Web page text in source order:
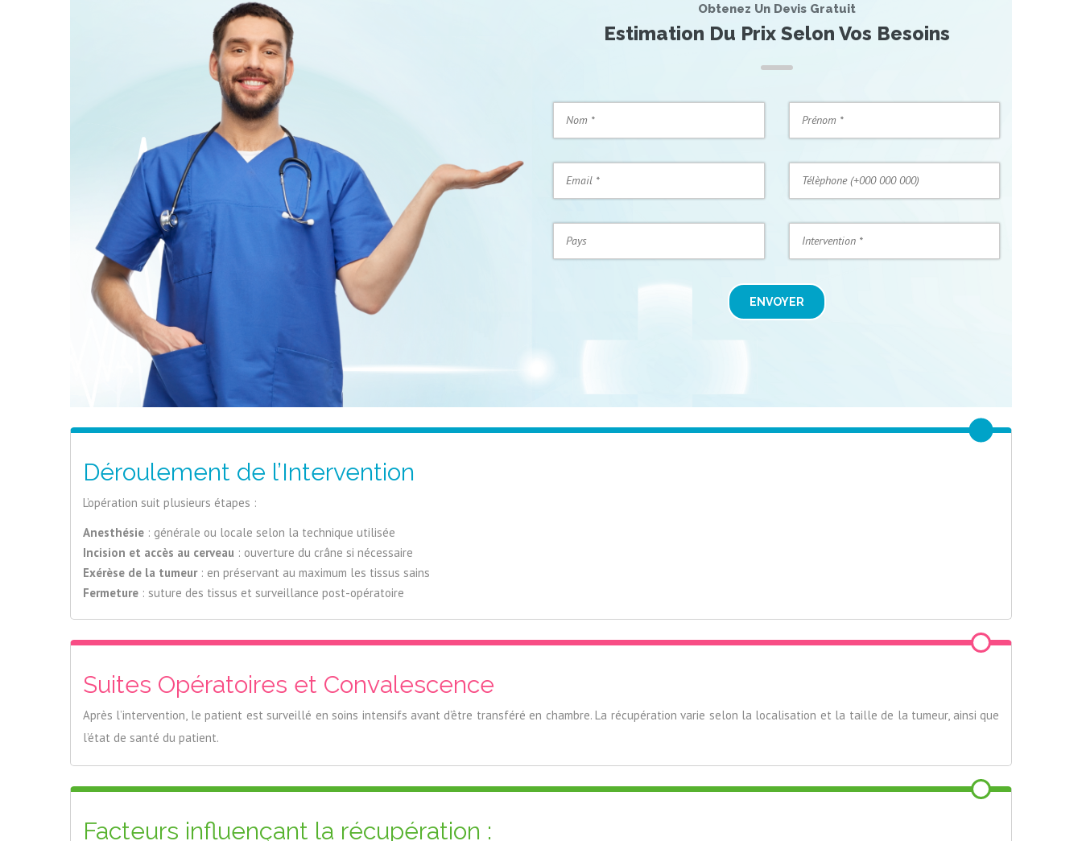
Obtenez Un Devis Gratuit
Estimation Du Prix Selon Vos Besoins
ENVOYER
Déroulement de l’Intervention
L’opération suit plusieurs étapes :
Anesthésie : générale ou locale selon la technique utilisée
Incision et accès au cerveau : ouverture du crâne si nécessaire
Exérèse de la tumeur: en préservant au maximum les tissus sains
Fermeture : suture des tissus et surveillance post-opératoire
Suites Opératoires et Convalescence
Après l’intervention, le patient est surveillé en soins intensifs avant d’être transféré en chambre. La récupération varie selon la localisation et la taille de la tumeur, ainsi que
l’état de santé du patient.
Facteurs influençant la récupération :